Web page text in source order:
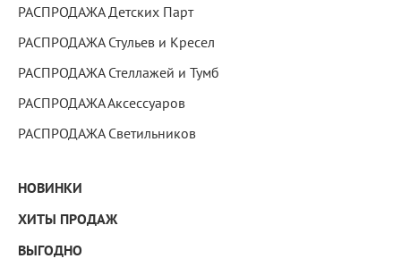
РАСПРОДАЖА Детских Парт
РАСПРОДАЖА Стульев и Кресел
РАСПРОДАЖА Стеллажей и Тумб
РАСПРОДАЖА Аксессуаров
РАСПРОДАЖА Светильников
НОВИНКИ
ХИТЫ ПРОДАЖ
ВЫГОДНО